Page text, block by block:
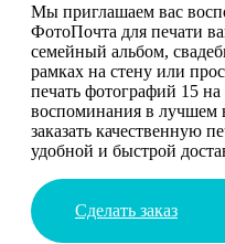
Мы приглашаем вас
ФотоПочта для печати
семейный альбом,
рамках на стену или
печать фотографий 15
воспоминания в лучшем
заказать качественную
удобной и быстрой
Сделать заказ